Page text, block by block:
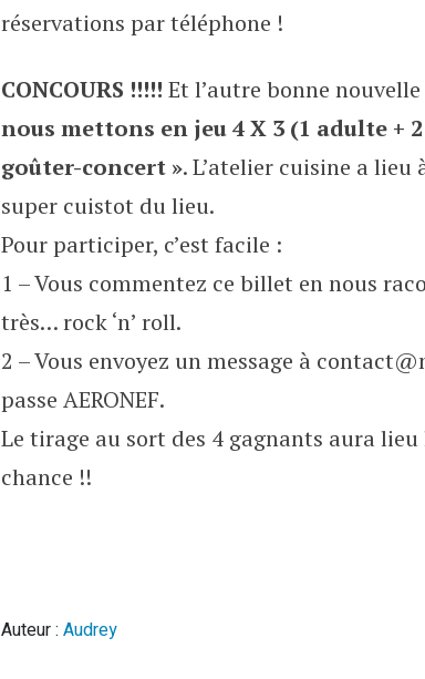
réservations par téléphone !
CONCOURS !!!!! Et l’autre bonne
nous mettons en jeu 4 X 3 (1 adulte +
goûter-concert ». L’atelier cuisine a lieu
super cuistot du lieu.
Pour participer, c’est facile :
1 – Vous commentez ce billet en nous
très… rock ‘n’ roll.
2 – Vous envoyez un message à
passe AERONEF.
Le tirage au sort des 4 gagnants aura
chance !!
Auteur : Audrey